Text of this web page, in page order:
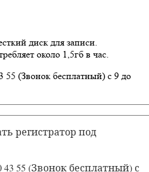
диск для записи.
около 1,5гб в час.
55 (Звонок бесплатный) с 9 до
регистратор под
43 55 (Звонок бесплатный) с